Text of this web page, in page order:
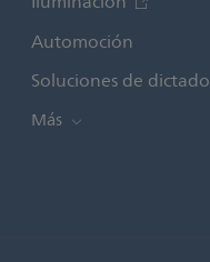
Automoción
Soluciones de dictado
Más